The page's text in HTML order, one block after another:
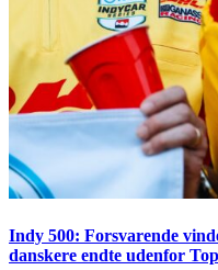
Indy 500: Forsvarende
danskere endte udenfor